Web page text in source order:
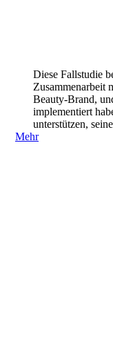
Diese Fallstudie
Zusammenarbeit
Beauty-Brand,
implementiert
unterstützen,
Mehr